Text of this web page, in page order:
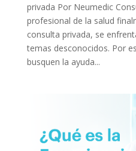
privada Por Neumedic
profesional de la salud
consulta privada, se
temas desconocidos. Por
busquen la ayuda...